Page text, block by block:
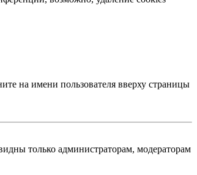
на имени пользователя вверху страницы
только администраторам, модераторам